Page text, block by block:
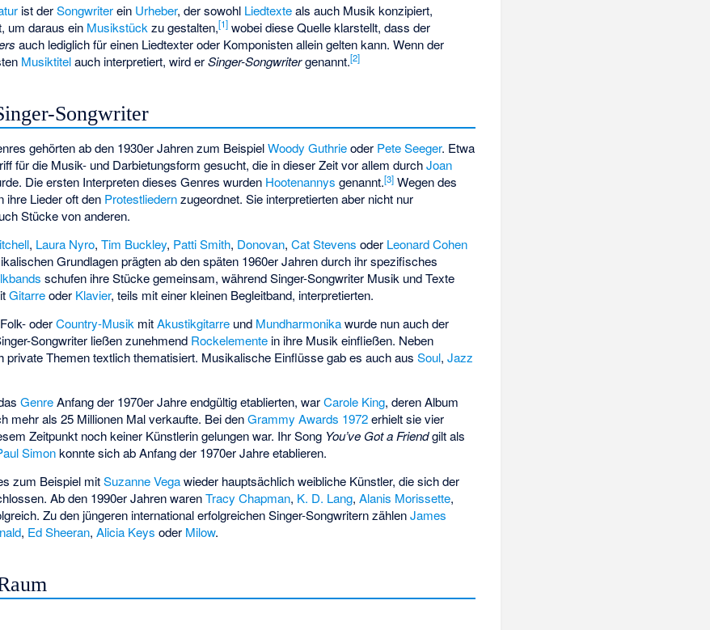
ist derSongwriterein Urheber, der sowohl Liedtexteals auch Musik konzipiert,
um daraus ein Musikstück zu gestalten,[1] wobei diese Quelle klarstellt, dass der
auch lediglich für einen Liedtexter oder Komponisten allein gelten kann. Wenn der
Musiktitelauch interpretiert, wird erSinger-Songwritergenannt.[2]
Songwriter
gehörten ab den 1930er Jahren zum BeispielWoody Guthrieoder Pete Seeger. Etwa
für die Musik- und Darbietungsform gesucht, die in dieser Zeit vor allem durchJoan
Die ersten Interpreten dieses Genres wurden Hootenannys genannt.[3] Wegen des
ihre Lieder oft den Protestliedernzugeordnet. Sie interpretierten aber nicht nur
Stücke von anderen.
, Laura Nyro,Tim Buckley, Patti Smith, Donovan,Cat Stevens oder Leonard Cohen
Grundlagen prägten ab den späten 1960er Jahren durch ihr spezifisches
schufen ihre Stücke gemeinsam, während Singer-Songwriter Musik und Texte
Gitarreoder Klavier, teils mit einer kleinen Begleitband, interpretierten.
oderCountry-Musik mitAkustikgitarre und Mundharmonikawurde nun auch der
Songwriter ließen zunehmend Rockelemente in ihre Musik einfließen. Neben
private Themen textlich thematisiert. Musikalische Einflüsse gab es auch ausSoul,Jazz
GenreAnfang der 1970er Jahre endgültig etablierten, warCarole King, deren Album
mehr als 25 Millionen Mal verkaufte. Bei denGrammy Awards 1972erhielt sie vier
Zeitpunkt noch keiner Künstlerin gelungen war. Ihr Song You’ve Got a Friendgilt als
Simonkonnte sich ab Anfang der 1970er Jahre etablieren.
zum Beispiel mitSuzanne Vegawieder hauptsächlich weibliche Künstler, die sich der
Ab den 1990er Jahren warenTracy Chapman, K. D. Lang,Alanis Morissette,
Zu den jüngeren international erfolgreichen Singer-Songwritern zählenJames
, Ed Sheeran,Alicia Keys oder Milow.